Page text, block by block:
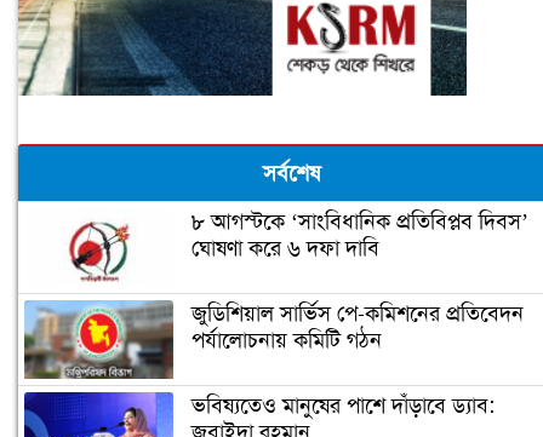
সর্বশেষ
৮ আগস্টকে ‘সাংবিধানিক প্রতিবিপ্লব দিবস’
ঘোষণা করে ৬ দফা দাবি
জুডিশিয়াল সার্ভিস পে-কমিশনের প্রতিবেদন
পর্যালোচনায় কমিটি গঠন
ভবিষ্যতেও মানুষের পাশে দাঁড়াবে ড্যাব: